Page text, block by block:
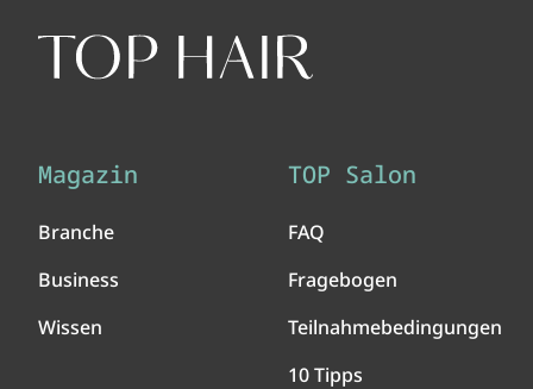
Magazin
Branche
Business
Wissen
TOP Salon
FAQ
Fragebogen
Teilnahmebedingungen
10 Tipps